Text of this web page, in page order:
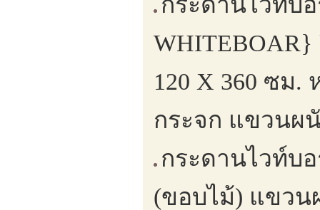
120 X 360 ซม.
กระจก แขวนผ
กระดานไวท์บ
(ขอบไม้) แขวนผ